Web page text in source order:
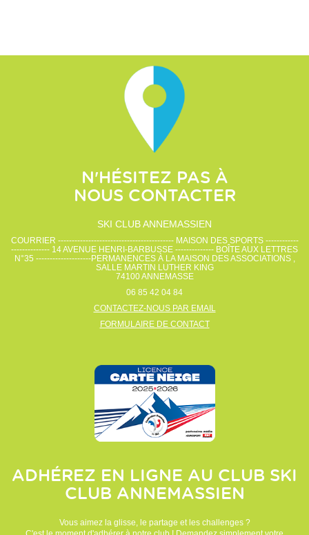
N'HÉSITEZ PAS À
NOUS CONTACTER
SKI CLUB ANNEMASSIEN
COURRIER ------------------------------------------ MAISON DES SPORTS ------------
-------------- 14 AVENUE HENRI-BARBUSSE -------------- BOÎTE AUX LETTRES
N°35 --------------------PERMANENCES À LA MAISON DES ASSOCIATIONS ,
SALLE MARTIN LUTHER KING
74100ANNEMASSE
06 85 42 04 84
CONTACTEZ-NOUS PAR EMAIL
FORMULAIRE DE CONTACT
ADHÉREZ EN LIGNE AU CLUB SKI
CLUB ANNEMASSIEN
Vous aimez la glisse, le partage et les challenges ?